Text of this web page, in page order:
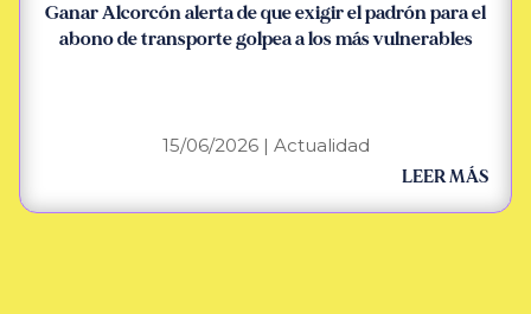
Ganar Alcorcón alerta de que exigir el padrón para el
abono de transporte golpea a los más vulnerables
15/06/2026| Actualidad
LEER MÁS